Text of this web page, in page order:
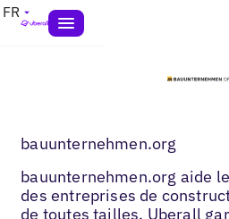
FR
bauunternehmen.org
bauunternehmen.org aide
des entreprises de
de toutes tailles. Uberall